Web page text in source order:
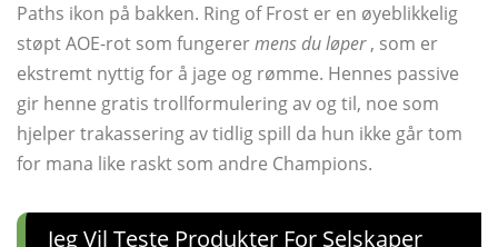
Paths ikon på bakken. Ring of Frost er en øyeblikkelig
støpt AOE-rot som fungerermens du løper, som er
ekstremt nyttig for å jage og rømme. Hennes passive
gir henne gratis trollformulering av og til, noe som
hjelper trakassering av tidlig spill da hun ikke går tom
for mana like raskt som andre Champions.
Jeg Vil Teste Produkter For Selskaper